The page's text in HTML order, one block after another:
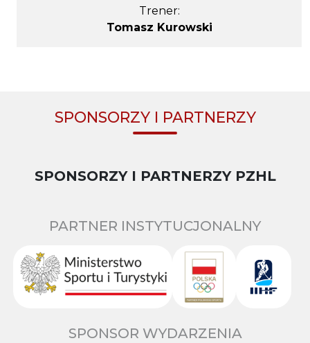
Trener:
Tomasz Kurowski
SPONSORZY I PARTNERZY
SPONSORZY I PARTNERZY PZHL
PARTNER INSTYTUCJONALNY
SPONSOR WYDARZENIA